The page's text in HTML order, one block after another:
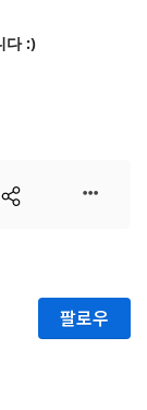
다 :)
팔로우